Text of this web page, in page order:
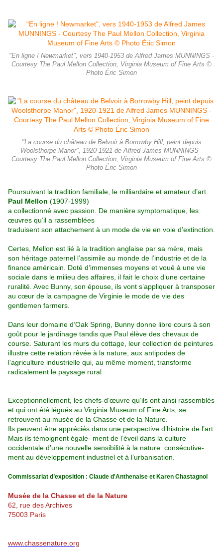
"En ligne ! Newmarket", vers 1940-1953 de Alfred James MUNNINGS -
Courtesy The Paul Mellon Collection, Virginia Museum of Fine Arts ©
Photo Éric Simon
"La course du château de Belvoir à Borrowby Hill, peint depuis
Woolsthorpe Manor", 1920-1921 de Alfred James MUNNINGS -
Courtesy The Paul Mellon Collection, Virginia Museum of Fine Arts ©
Photo Éric Simon
Poursuivant la tradition familiale, le milliardaire et amateur d’art
Paul Mellon (1907-1999)
a collectionné avec passion. De manière symptomatique, les
œuvres qu’il a rassemblées
traduisent son attachement à un mode de vie en voie d’extinction.
Certes, Mellon est lié à la tradition anglaise par sa mère, mais
son héritage paternel l’assimile au monde de l’industrie et de la
finance américain. Doté d’immenses moyens et voué à une vie
sociale dans le milieu des affaires, il fait le choix d’une certaine
ruralité. Avec Bunny, son épouse, ils vont s’appliquer à transposer
au cœur de la campagne de Virginie le mode de vie des
gentlemen farmers.
Dans leur domaine d’Oak Spring, Bunny donne libre cours à son
goût pour le jardinage tandis que Paul élève des chevaux de
course. Saturant les murs du cottage, leur collection de peintures
illustre cette relation rêvée à la nature, aux antipodes de
l’agriculture industrielle qui, au même moment, transforme
radicalement le paysage rural.
Exceptionnellement, les chefs-d’œuvre qu’ils ont ainsi rassemblés
et qui ont été légués au Virginia Museum of Fine Arts, se
retrouvent au musée de la Chasse et de la Nature.
Ils peuvent être appréciés dans une perspective d’histoire de l’art.
Mais ils témoignent égale- ment de l’éveil dans la culture
occidentale d’une nouvelle sensibilité à la nature consécutive-
ment au développement industriel et à l’urbanisation.
Commissariat d’exposition : Claude d'Anthenaise et Karen Chastagnol
Musée de la Chasse et de la Nature
62, rue des Archives
75003 Paris
www.chassenature.org